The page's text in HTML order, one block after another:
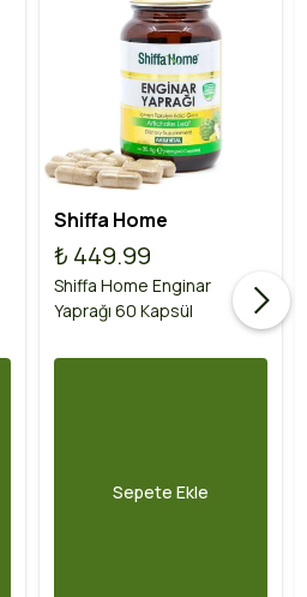
Shiffa Home
₺ 449.99
Shiffa Home Enginar
Yaprağı 60 Kapsül
Sepete Ekle